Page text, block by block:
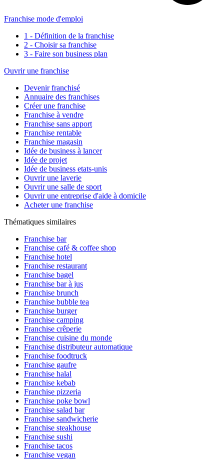
Franchise mode d'emploi
1 - Définition de la franchise
2 - Choisir sa franchise
3 - Faire son business plan
Ouvrir une franchise
Devenir franchisé
Annuaire des franchises
Créer une franchise
Franchise à vendre
Franchise sans apport
Franchise rentable
Franchise magasin
Idée de business à lancer
Idée de projet
Idée de business etats-unis
Ouvrir une laverie
Ouvrir une salle de sport
Ouvrir une entreprise d'aide à domicile
Acheter une franchise
Thématiques similaires
Franchise bar
Franchise café & coffee shop
Franchise hotel
Franchise restaurant
Franchise bagel
Franchise bar à jus
Franchise brunch
Franchise bubble tea
Franchise burger
Franchise camping
Franchise crêperie
Franchise cuisine du monde
Franchise distributeur automatique
Franchise foodtruck
Franchise gaufre
Franchise halal
Franchise kebab
Franchise pizzeria
Franchise poke bowl
Franchise salad bar
Franchise sandwicherie
Franchise steakhouse
Franchise sushi
Franchise tacos
Franchise vegan